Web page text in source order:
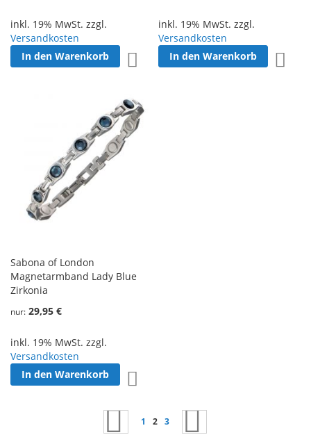
inkl. 19% MwSt. zzgl.
Versandkosten
In den Warenkorb
Zur Wunschliste hinzufügen
inkl. 19% MwSt. zzgl.
Versandkosten
In den Warenkorb
Sabona of London
Magnetarmband Lady Blue
Zirkonia
nur 29,95 €
inkl. 19% MwSt. zzgl.
Versandkosten
In den Warenkorb
Seite
ZurückSeite
1 Sie lesen gerade Seite
2 Seite
3